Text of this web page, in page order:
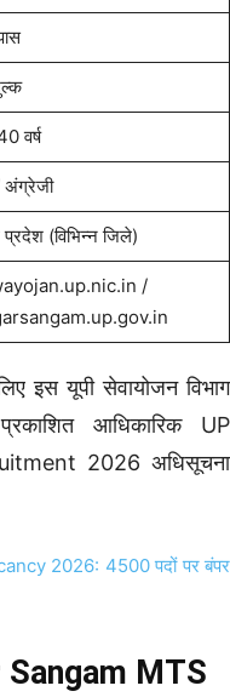
वर्ष
अंग्रेजी
प्रदेश (विभिन्न जिले)
/
इस यूपी सेवायोजन विभाग
आधिकारिक UP
2026 अधिसूचना
2026: 4500 पदों पर बंपर
MTS